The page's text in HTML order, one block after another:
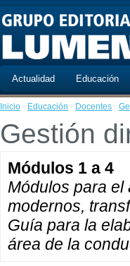
Actualidad Educación
Inicio · Educación · Docentes ·
Gestión
Módulos 1 a 4
Módulos para
modernos,
Guía para la
área de la